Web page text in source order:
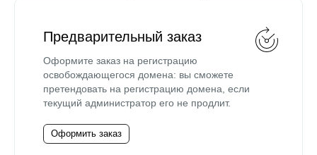
Предварительный заказ
Оформите заказ на регистрацию
освобождающегося домена: вы сможете
претендовать на регистрацию домена, если
текущий администратор его не продлит.
Оформить заказ